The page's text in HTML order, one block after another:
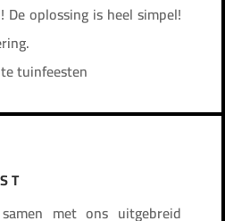
oplossing is heel simpel!
tuinfeesten
met ons uitgebreid